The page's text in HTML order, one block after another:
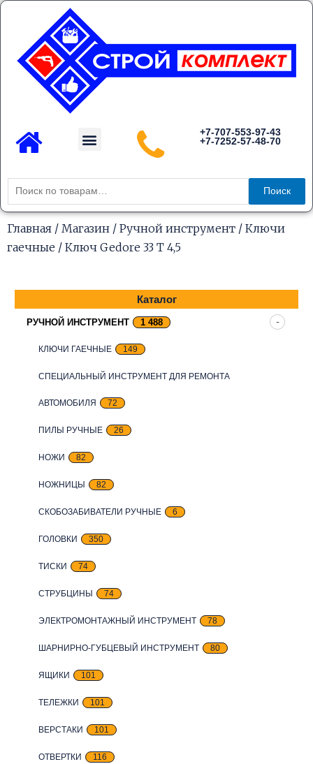
Перейти
содержимому
Menu
+7-707-553-97-43
+7-7252-57-48-70
Искать:
Поиск
Главная / Магазин / Ручной инструмент / Ключи
гаечные / Ключ Gedore 33 T 4,5
Каталог
РУЧНОЙ ИНСТРУМЕНТ 1 488
КЛЮЧИ ГАЕЧНЫЕ 149
СПЕЦИАЛЬНЫЙ ИНСТРУМЕНТ ДЛЯ РЕМОНТА
АВТОМОБИЛЯ 72
ПИЛЫ РУЧНЫЕ 26
НОЖИ 82
НОЖНИЦЫ 82
СКОБОЗАБИВАТЕЛИ РУЧНЫЕ 6
ГОЛОВКИ 350
ТИСКИ 74
СТРУБЦИНЫ 74
ЭЛЕКТРОМОНТАЖНЫЙ ИНСТРУМЕНТ 78
ШАРНИРНО-ГУБЦЕВЫЙ ИНСТРУМЕНТ 80
ЯЩИКИ 101
ТЕЛЕЖКИ 101
ВЕРСТАКИ 101
ОТВЕРТКИ 116